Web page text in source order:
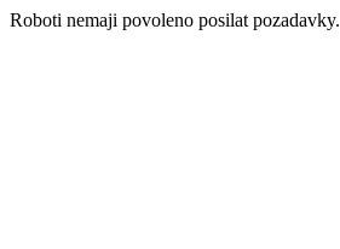
Roboti nemaji povoleno posilat pozadavky.